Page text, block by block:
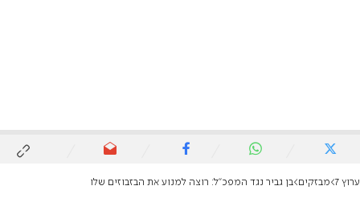
ערוץ 7 מבזקים בן גביר נגד המפכ"ל: רוצה למנוע את הבזבוזים שלו